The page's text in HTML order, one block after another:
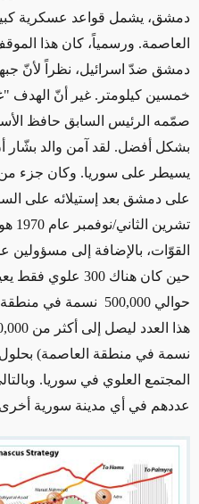
دمشق، يشمل قواعد عسكرية
العاصمة. ورسمياً، كان هذا
دمشق ضدّ اسرائيل، نظراً لأنّ
خمسين كيلومتر. غير أنّ الهدف
صمّمه الرئيس السابق حافظ
بشكل أفضل. لقد آمن والد
يسيطر على سوريا. وكان جزء
على دمشق بعد إستيلائه على
القوّات، بالإضافة إلى مسؤولين
حين كان هناك
المجتمع العلوي في سوريا.
عددهم في أي مدينة سورية